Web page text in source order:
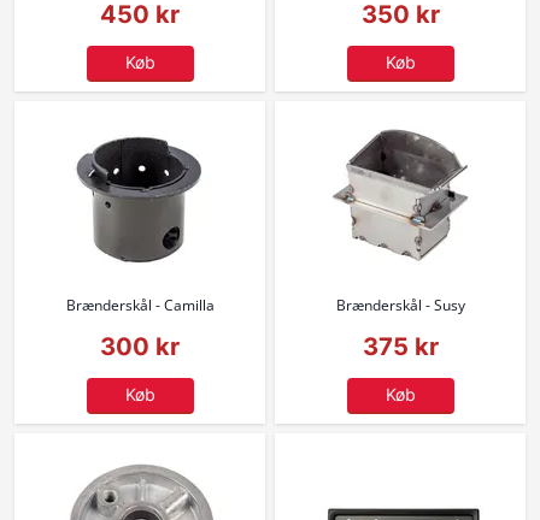
450 kr
Køb
350 kr
Køb
Brænderskål - Camilla
300 kr
Køb
Brænderskål - Susy
375 kr
Køb